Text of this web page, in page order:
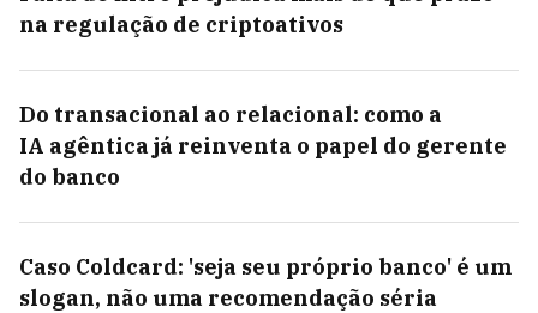
na regulação de criptoativos
Do transacional ao relacional: como a
IA agêntica já reinventa o papel do gerente
do banco
Caso Coldcard: 'seja seu próprio banco' é um
slogan, não uma recomendação séria